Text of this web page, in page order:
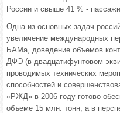
России и свыше 41 % -
Одна из основных задач
увеличение международных
БАМа, доведение объемов
ДФЭ (в двадцатифунтовом
проводимых технических
способностей и
«РЖД» в 2006 году готово
объеме 15 млн. тонн, а в